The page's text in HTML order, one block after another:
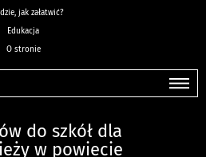
jak załatwić?
Edukacja
O stronie
do szkół dla
w powiecie